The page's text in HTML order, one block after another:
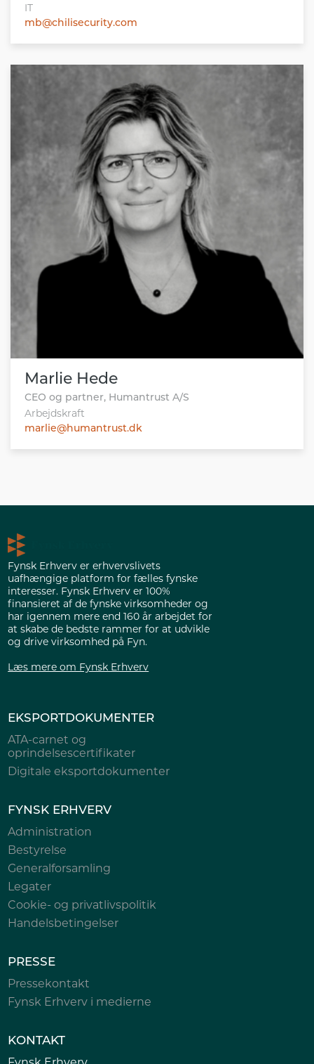
IT
mb@chilisecurity.com
Marlie Hede
CEO og partner, Humantrust A/S
Arbejdskraft
marlie@humantrust.dk
Fynsk Erhverv er erhvervslivets
uafhængige platform for fælles fynske
interesser. Fynsk Erhverv er 100%
finansieret af de fynske virksomheder og
har igennem mere end 160 år arbejdet for
at skabe de bedste rammer for at udvikle
og drive virksomhed på Fyn.
Læs mere om Fynsk Erhverv
EKSPORTDOKUMENTER
ATA-carnet og
oprindelsescertifikater
Digitale eksportdokumenter
FYNSK ERHVERV
Administration
Bestyrelse
Generalforsamling
Legater
Cookie- og privatlivspolitik
Handelsbetingelser
PRESSE
Pressekontakt
Fynsk Erhverv i medierne
KONTAKT